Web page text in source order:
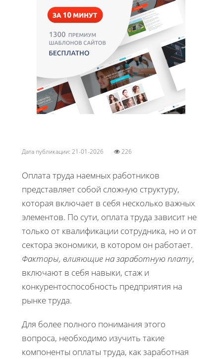
Дата публикации: 21-01-2026 226
Оплата труда наемных работников
представляет собой сложную структуру,
которая включает в себя несколько важных
элементов. По сути, оплата труда зависит не
только от квалификации сотрудника, но и от
сектора экономики, в котором он работает.
Факторы, влияющие на заработную плату,
включают в себя навыки, стаж и
конкурентоспособность предприятия на
рынке труда.
Для более полного понимания этого
вопроса, необходимо изучить такие
компоненты оплаты труда, как заработная